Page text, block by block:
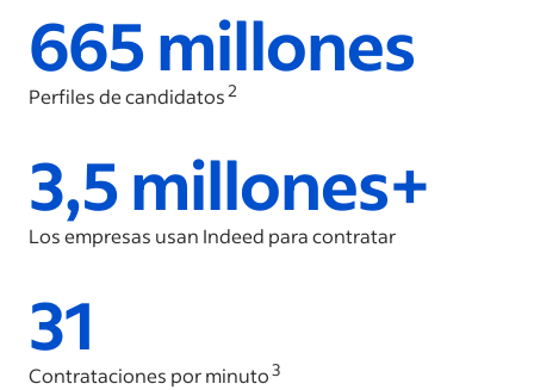
665 millones
Perfiles de candidatos2
3,5 millones+
Los empresas usan Indeed para contratar
31
Contrataciones por minuto3